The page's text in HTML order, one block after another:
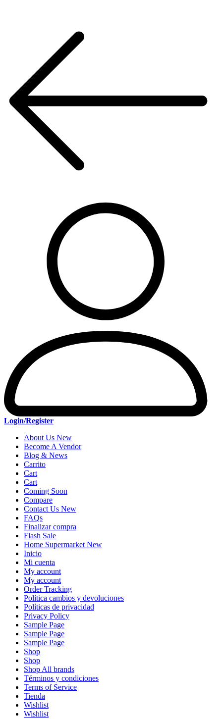
Login/Register
About Us New
Become A Vendor
Blog & News
Carrito
Cart
Cart
Coming Soon
Compare
Contact Us New
FAQs
Finalizar compra
Flash Sale
Home Supermarket New
Inicio
Mi cuenta
My account
My account
Order Tracking
Política cambios y devoluciones
Políticas de privacidad
Privacy Policy
Sample Page
Sample Page
Sample Page
Shop
Shop
Shop All brands
Términos y condiciones
Terms of Service
Tienda
Wishlist
Wishlist